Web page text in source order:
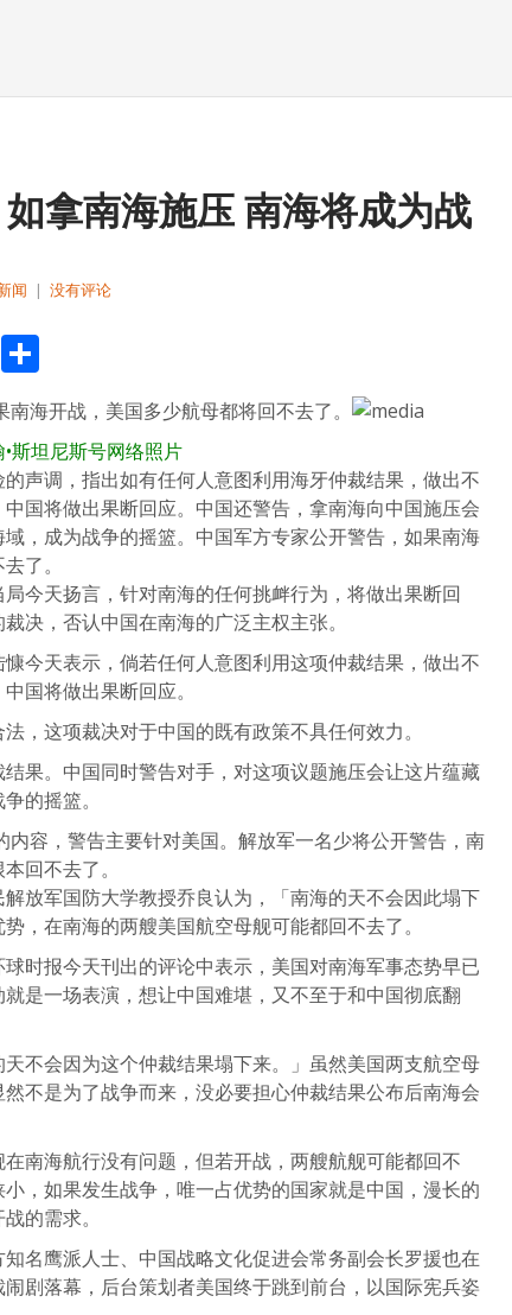
拿南海施压 南海将成为战
闻 | 没有评论
WhatsApp
享
海开战，美国多少航母都将回不去了。
斯坦尼斯号网络照片
声调，指出如有任何人意图利用海牙仲裁结果，做出不
国将做出果断回应。中国还警告，拿南海向中国施压会
，成为战争的摇篮。中国军方专家公开警告，如果南海
了。
今天扬言，针对南海的任何挑衅行为，将做出果断回
决，否认中国在南海的广泛主权主张。
今天表示，倘若任何人意图利用这项仲裁结果，做出不
国将做出果断回应。
，这项裁决对于中国的既有政策不具任何效力。
果。中国同时警告对手，对这项议题施压会让这片蕴藏
的摇篮。
内容，警告主要针对美国。解放军一名少将公开警告，南
回不去了。
放军国防大学教授乔良认为，「南海的天不会因此塌下
，在南海的两艘美国航空母舰可能都回不去了。
时报今天刊出的评论中表示，美国对南海军事态势早已
是一场表演，想让中国难堪，又不至于和中国彻底翻
不会因为这个仲裁结果塌下来。」虽然美国两支航空母
不是为了战争而来，没必要担心仲裁结果公布后南海会
南海航行没有问题，但若开战，两艘航舰可能都回不
，如果发生战争，唯一占优势的国家就是中国，漫长的
的需求。
名鹰派人士、中国战略文化促进会常务副会长罗援也在
剧落幕，后台策划者美国终于跳到前台，以国际宪兵姿